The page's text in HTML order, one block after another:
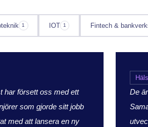
1 IOT 1 Fintech &
har försett oss med ett
som gjorde sitt jobb
med att lansera en ny
De